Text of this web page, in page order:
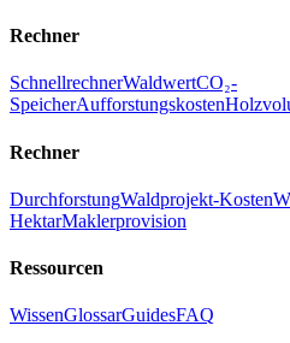
Rechner
SchnellrechnerWaldwertCO₂-
SpeicherAufforstungskosten
Rechner
DurchforstungWaldprojekt-Kosten
HektarMaklerprovision
Ressourcen
WissenGlossarGuidesFAQ